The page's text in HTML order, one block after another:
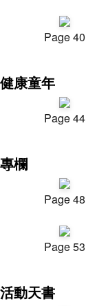
Page 40
健康童年
Page 44
專欄
Page 48
Page 53
活動天書